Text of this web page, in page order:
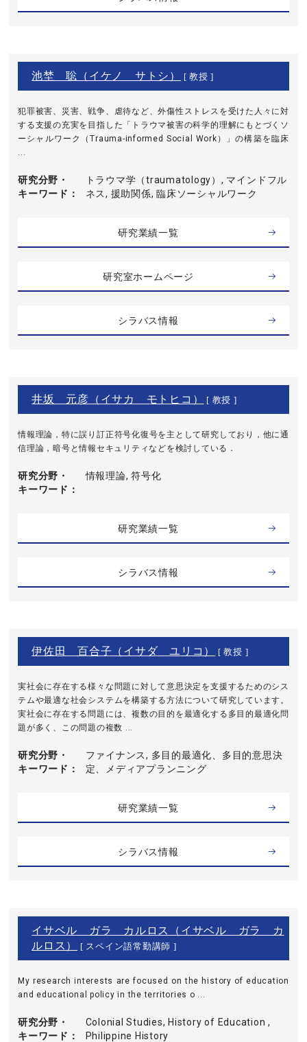
池埜 聡（イケノ サトシ） [ 教授 ]
犯罪被害、災害、戦争、虐待など、外傷性ストレスを受けた人々に対
する支援の充実を目指した「トラウマ被害の科学的理解にもとづくソ
ーシャルワーク（Trauma-informed Social Work）」の構築を臨床
...
研究分野・
キーワード
トラウマ学（traumatology）, マインドフル
ネス, 援助関係, 臨床ソーシャルワーク
研究業績一覧
研究室ホームページ
シラバス情報
井坂 元彦（イサカ モトヒコ） [ 教授 ]
情報理論，特に誤り訂正符号化復号を主として研究しており，他に通
信理論，暗号と情報セキュリティなどを検討している．
研究分野・
キーワード
情報理論, 符号化
研究業績一覧
シラバス情報
伊佐田 百合子（イサダ ユリコ） [ 教授 ]
実社会に存在する様々な問題に対して意思決定を支援するためのシス
テムや最適な社会システムを構築する方法について研究しています。
実社会に存在する問題には、複数の目的を最適化する多目的最適化問
題が多く、この問題の複数 ...
研究分野・
キーワード
ファイナンス, 多目的最適化、多目的意思決
定、メディアプランニング
研究業績一覧
シラバス情報
イサベル ガラ カルロス（イサベル ガラ カ
ルロス）
[ スペイン語常勤講師 ]
My research interests are focused on the history of education
and educational policy in the territories o ...
研究分野・
キーワード
Colonial Studies, History of Education ,
Philippine History